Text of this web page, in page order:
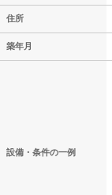
住所
築年月
設備・条件の一例